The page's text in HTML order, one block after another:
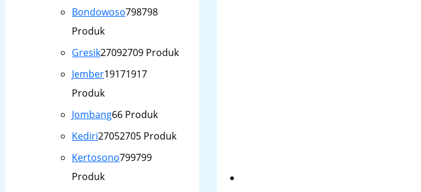
Bondowoso798798
Produk
Gresik27092709 Produk
Jember19171917
Produk
Jombang66 Produk
Kediri27052705 Produk
Kertosono799799
Produk